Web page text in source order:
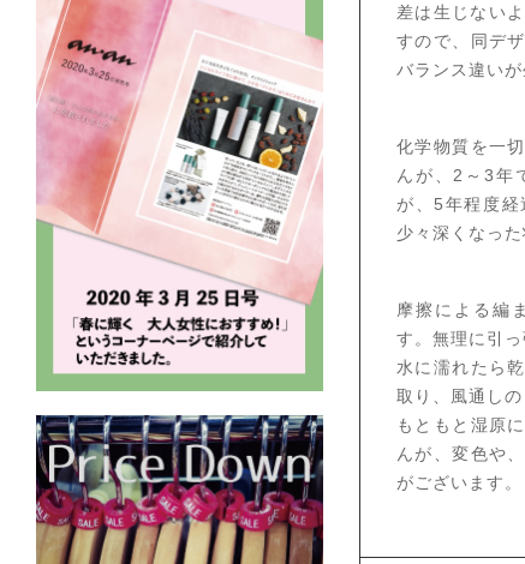
差は生じない
すので、同デ
バランス違いが
化学物質を一
んが、2～3年
が、5年程度
少々深くなった
摩擦による編
す。無理に引っ
水に濡れたら
取り、風通し
もともと湿原
んが、変色や
がございます。